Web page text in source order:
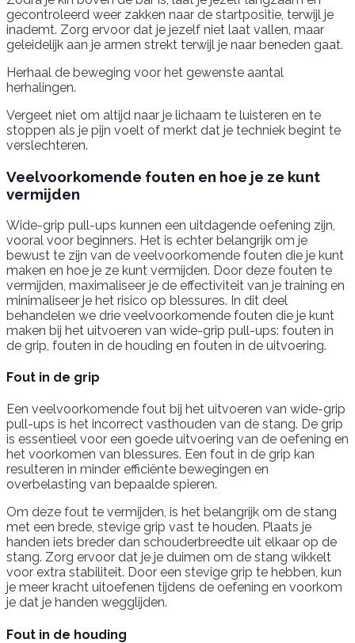
gecontroleerd weer zakken naar de startpositie, terwijl je
inademt. Zorg ervoor dat je jezelf niet laat vallen, maar
geleidelijk aan je armen strekt terwijl je naar beneden gaat.
Herhaal de beweging voor het gewenste aantal
herhalingen.
Vergeet niet om altijd naar je lichaam te luisteren en te
stoppen als je pijn voelt of merkt dat je techniek begint te
verslechteren.
Veelvoorkomende fouten en hoe je ze kunt
vermijden
Wide-grip pull-ups kunnen een uitdagende oefening zijn,
vooral voor beginners. Het is echter belangrijk om je
bewust te zijn van de veelvoorkomende fouten die je kunt
maken en hoe je ze kunt vermijden. Door deze fouten te
vermijden, maximaliseer je de effectiviteit van je training en
minimaliseer je het risico op blessures. In dit deel
behandelen we drie veelvoorkomende fouten die je kunt
maken bij het uitvoeren van wide-grip pull-ups: fouten in
de grip, fouten in de houding en fouten in de uitvoering.
Fout in de grip
Een veelvoorkomende fout bij het uitvoeren van wide-grip
pull-ups is het incorrect vasthouden van de stang. De grip
is essentieel voor een goede uitvoering van de oefening en
het voorkomen van blessures. Een fout in de grip kan
resulteren in minder efficiënte bewegingen en
overbelasting van bepaalde spieren.
Om deze fout te vermijden, is het belangrijk om de stang
met een brede, stevige grip vast te houden. Plaats je
handen iets breder dan schouderbreedte uit elkaar op de
stang. Zorg ervoor dat je je duimen om de stang wikkelt
voor extra stabiliteit. Door een stevige grip te hebben, kun
je meer kracht uitoefenen tijdens de oefening en voorkom
je dat je handen wegglijden.
Fout in de houding